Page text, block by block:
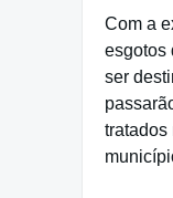
Com a
esgotos
ser
tratados